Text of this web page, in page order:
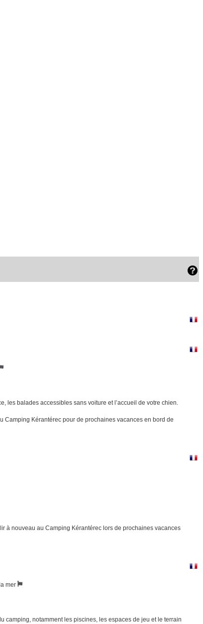
les balades accessibles sans voiture et l’accueil de votre chien.
Camping Kérantérec pour de prochaines vacances en bord de
à nouveau au Camping Kérantérec lors de prochaines vacances
mer
camping, notamment les piscines, les espaces de jeu et le terrain